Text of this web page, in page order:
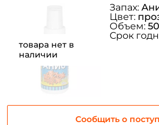
товара нет в
наличии
Сообщить о
Запах:
Цвет:
Объем:
Срок